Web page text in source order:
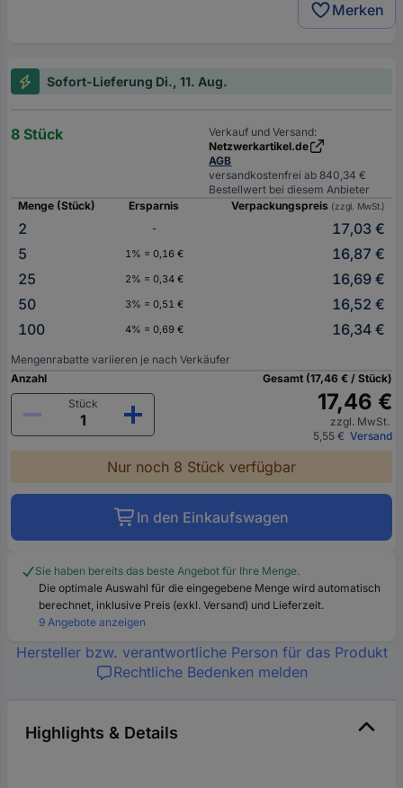
Merken
Sofort-Lieferung Di., 11. Aug.
8 Stück
Verkauf und Versand:
Netzwerkartikel.de
AGB
versandkostenfrei ab 840,34 €
Bestellwert bei diesem Anbieter
Menge (Stück)
Ersparnis Verpackungspreis (zzgl. MwSt.)
2 -
17,03 €
5
1% = 0,16 €
16,87 €
25
2% = 0,34 €
16,69 €
50
3% = 0,51 €
16,52 €
100
4% = 0,69 € 16,34 €
Mengenrabatte variieren je nach Verkäufer
Anzahl
Stück
Gesamt (17,46 € / Stück)
17,46 €
zzgl. MwSt.
5,55 € Versand
Nur noch 8 Stück verfügbar
In den Einkaufswagen
Sie haben bereits das beste Angebot für Ihre Menge.
Die optimale Auswahl für die eingegebene Menge wird automatisch
berechnet, inklusive Preis (exkl. Versand) und Lieferzeit.
9 Angebote anzeigen
Hersteller bzw. verantwortliche Person für das Produkt
Rechtliche Bedenken melden
Highlights & Details